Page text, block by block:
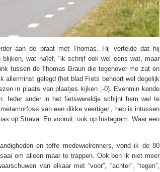
aan de praat met Thomas. Hij vertelde dat hij
wat naïef, “ik schrijf ook wel eens wat, maar
tussen de Thomas Braun die tegenover me zat en
allerminst gelegd (het blad Fiets behoort wel degelijk
in plaats van plaatjes kijken ;-0). Evenmin kende
Ieder ander in het fietswereldje schijnt hem wel te
van een dikke veertiger’, heb ik intussen
op Strava. En vooruit, ook op Instagram. Waar een
en toffe medewielrenners, vond ik de 80
om alleen maar te trappen. Ook ben ik niet meer
van elkaar met “voor”, “achter”, “tegen”,